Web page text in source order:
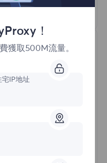
！
獲取500M流量。
IP地址